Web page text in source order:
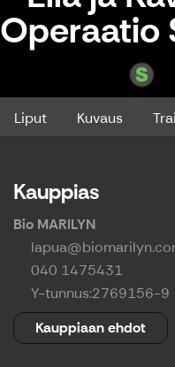
Operaatio
Ella ja Kaverit -
Liput Kuvaus
Kauppias
Bio MARILYN
040 1475431
Y-tunnus:2769156-9
Kauppiaan ehdot